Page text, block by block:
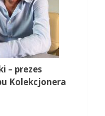
– prezes
Kolekcjonera